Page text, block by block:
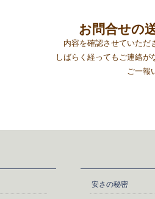
お問合せの
内容を確認させていただ
しばらく経ってもご連絡
ご一報
安さの秘密